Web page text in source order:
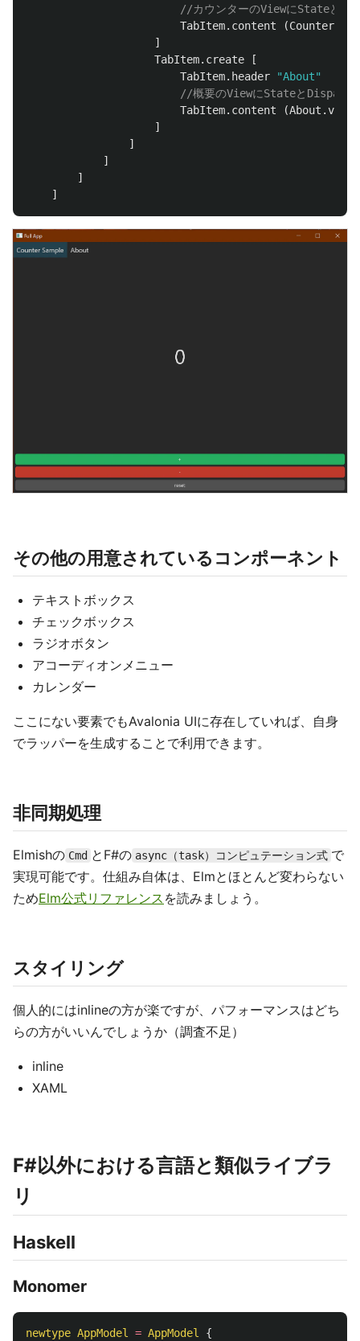
//カウンターのViewにStateと
TabItem. content (Counter
]
TabItem. create
[
TabItem. header
"About"
//概要のViewにStateとDispatch
TabItem. content (About .view
]
]
]
]
]
その他の用意されているコンポーネント
テキストボックス
チェックボックス
ラジオボタン
アコーディオンメニュー
カレンダー
ここにない要素でもAvalonia UIに存在していれば、自身
でラッパーを生成することで利用できます。
非同期処理
Elmishの Cmd とF#の async（task）コンピュテーション式 で
実現可能です。仕組み自体は、Elmとほとんど変わらない
ためElm公式リファレンス を読みましょう。
スタイリング
個人的にはinlineの方が楽ですが、パフォーマンスはどち
らの方がいいんでしょうか（調査不足）
inline
XAML
F#以外における言語と類似ライブラ
リ
Haskell
Monomer
newtype AppModel = AppModel
{